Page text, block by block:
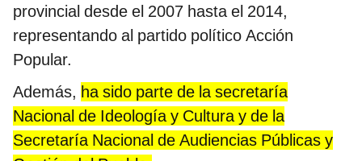
provincial desde el 2007 hasta el 2014,
representando al partido político Acción
Popular.
Además, ha sido parte de la secretaría
Nacional de Ideología y Cultura y de la
Secretaría Nacional de Audiencias Públicas y